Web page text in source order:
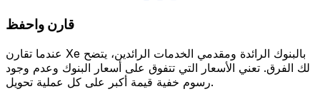
قارن واحفظ
عندما تقارن Xe بالبنوك الرائدة ومقدمي الخدمات الرائدين، يتضح
لك الفرق. تعني الأسعار التي تتفوق على أسعار البنوك وعدم وجود
رسوم خفية قيمة أكبر على كل عملية تحويل.